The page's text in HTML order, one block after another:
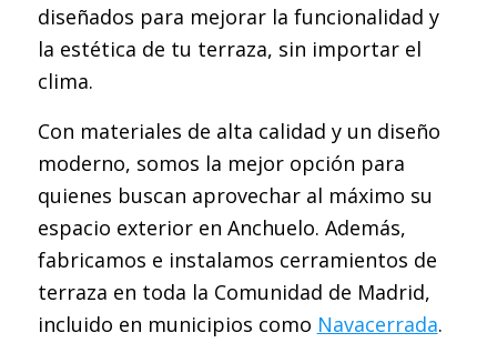
diseñados para mejorar la funcionalidad y
la estética de tu terraza, sin importar el
clima.
Con materiales de alta calidad y un diseño
moderno, somos la mejor opción para
quienes buscan aprovechar al máximo su
espacio exterior en Anchuelo. Además,
fabricamos e instalamos cerramientos de
terraza en toda la Comunidad de Madrid,
incluido en municipios como Navacerrada.